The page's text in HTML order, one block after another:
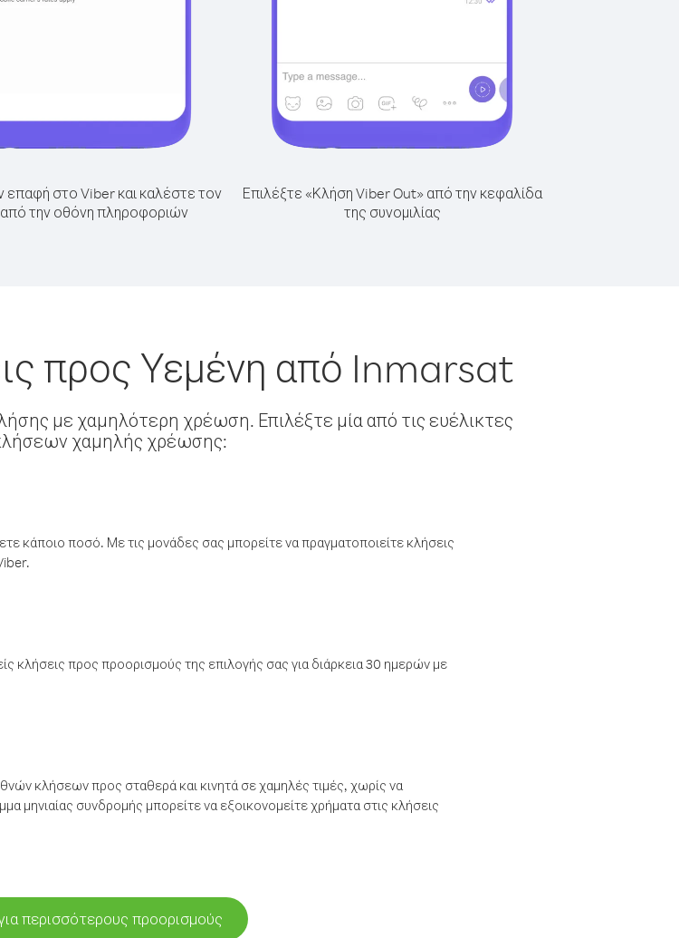
επαφή στο Viber και καλέστε τον
από την οθόνη πληροφοριών
Επιλέξτε «Κλήση Viber Out» από την κεφαλίδα
της συνομιλίας
προς Υεμένη από Inmarsat
με χαμηλότερη χρέωση. Επιλέξτε μία από τις ευέλικτες
χαμηλής χρέωσης:
κάποιο ποσό. Με τις μονάδες σας μπορείτε να πραγματοποιείτε κλήσεις
κλήσεις προς προορισμούς της επιλογής σας για διάρκεια 30 ημερών με
κλήσεων προς σταθερά και κινητά σε χαμηλές τιμές, χωρίς να
συνδρομής μπορείτε να εξοικονομείτε χρήματα στις κλήσεις
περισσότερους προορισμούς